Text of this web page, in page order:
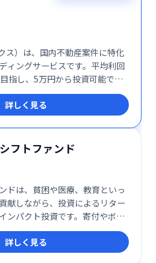
ス）は、国内不動産案件に特化
ィングサービスです。平均利回
指し、5万円から投資可能で
のある方、手軽に始めたい方に
詳しく見る
フトファンド
ドは、貧困や医療、教育といっ
献しながら、投資によるリター
ンパクト投資です。寄付やボラ
社会課題解決と経済的利益の両
可能な社会の実現に投資しませ
詳しく見る